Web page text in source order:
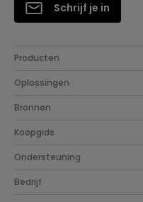
Schrijf je in
Producten
Oplossingen
Bronnen
Koopgids
Ondersteuning
Bedrijf